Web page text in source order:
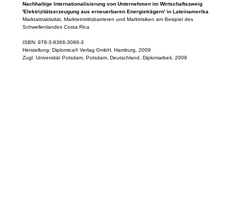
Nachhaltige Internationalisierung von Unternehmen im Wirtschaftszweig
'Elektrizitätserzeugung aus erneuerbaren Energieträgern' in Lateinamerika
Marktattraktivität, Markteintrittsbarrieren und Marktrisiken am Beispiel des
Schwellenlandes Costa Rica
ISBN: 978-3-8366-3086-3
Herstellung: Diplomica® Verlag GmbH, Hamburg, 2009
Zugl. Universität Potsdam, Potsdam, Deutschland, Diplomarbeit, 2009